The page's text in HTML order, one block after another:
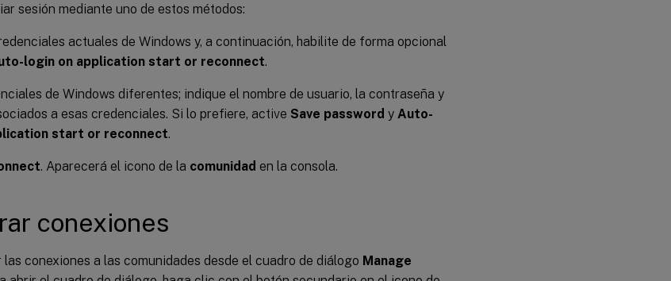
sesión mediante uno de estos métodos:
actuales de Windows y, a continuación, habilite de forma opcional
login on application start or reconnect.
de Windows diferentes; indique el nombre de usuario, la contraseña y
a esas credenciales. Si lo prefiere, active Save password y Auto-
start or reconnect.
. Aparecerá el icono de la comunidad en la consola.
conexiones
conexiones a las comunidades desde el cuadro de diálogo Manage